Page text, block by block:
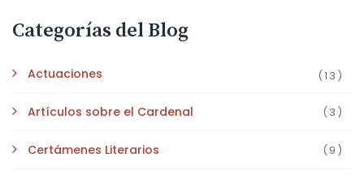
Categorías del Blog
Actuaciones (13)
Artículos sobre el Cardenal (3)
Certámenes Literarios (9)